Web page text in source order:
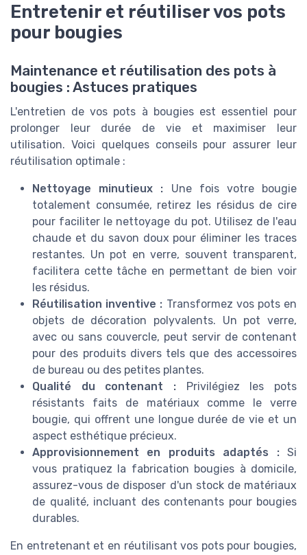
Entretenir et réutiliser vos pots
pour bougies
Maintenance et réutilisation des pots à
bougies : Astuces pratiques
L'entretien de vos pots à bougies est essentiel pour
prolonger leur durée de vie et maximiser leur
utilisation. Voici quelques conseils pour assurer leur
réutilisation optimale :
Nettoyage minutieux : Une fois votre bougie
totalement consumée, retirez les résidus de cire
pour faciliter le nettoyage du pot. Utilisez de l'eau
chaude et du savon doux pour éliminer les traces
restantes. Un pot en verre, souvent transparent,
facilitera cette tâche en permettant de bien voir
les résidus.
Réutilisation inventive : Transformez vos pots en
objets de décoration polyvalents. Un pot verre,
avec ou sans couvercle, peut servir de contenant
pour des produits divers tels que des accessoires
de bureau ou des petites plantes.
Qualité du contenant : Privilégiez les pots
résistants faits de matériaux comme le verre
bougie, qui offrent une longue durée de vie et un
aspect esthétique précieux.
Approvisionnement en produits adaptés :Si
vous pratiquez la fabrication bougies à domicile,
assurez-vous de disposer d'un stock de matériaux
de qualité, incluant des contenants pour bougies
durables.
En entretenant et en réutilisant vos pots pour bougies,